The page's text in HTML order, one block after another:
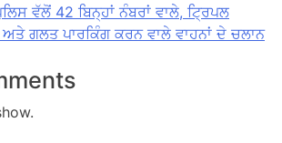
ਵੱਲੋਂ 42 ਬਿਨ੍ਹਾਂ ਨੰਬਰਾਂ ਵਾਲੇ, ਟ੍ਰਿਪਲ
ਗਲਤ ਪਾਰਕਿੰਗ ਕਰਨ ਵਾਲੇ ਵਾਹਨਾਂ ਦੇ ਚਲਾਨ